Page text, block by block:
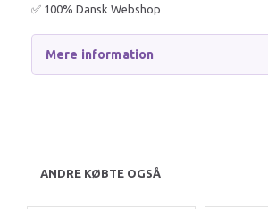
✅ 100% Dansk Webshop
Mere information
ANDRE KØBTE OGSÅ